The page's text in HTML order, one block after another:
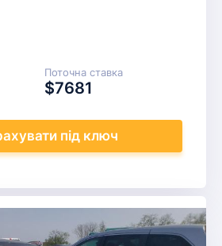
Поточна ставка
$7681
під ключ